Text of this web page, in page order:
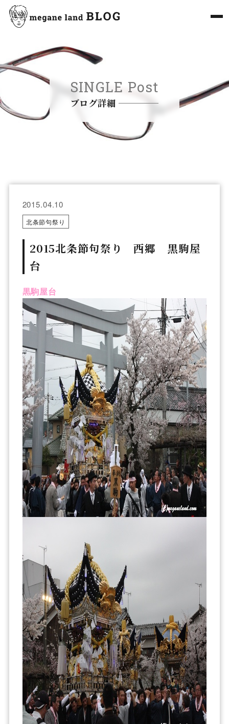
SINGLE Post
ブログ詳細
2015.04.10
北条節句祭り
2015北条節句祭り 西郷 黒駒屋
台
黒駒屋台